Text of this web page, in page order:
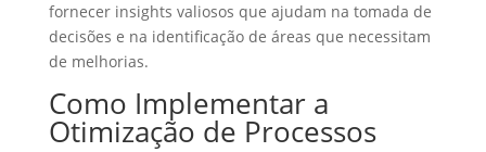
fornecer insights valiosos que ajudam na tomada de
decisões e na identificação de áreas que necessitam
de melhorias.
Como Implementar a
Otimização de Processos